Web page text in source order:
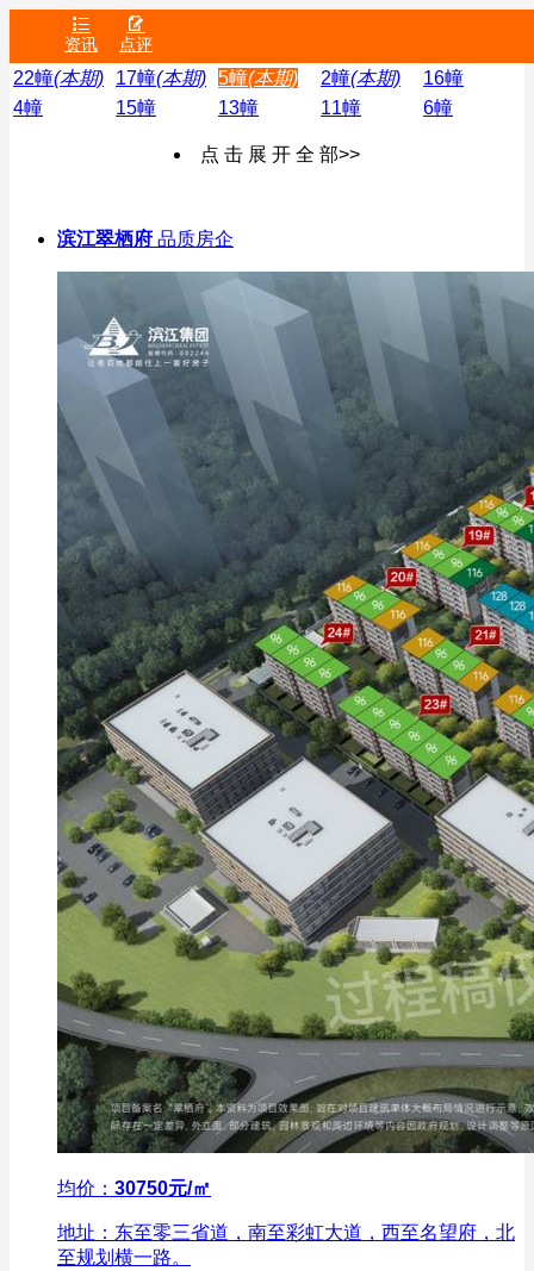

资讯

点评
22幢(本期) 17幢(本期) 5幢(本期) 2幢(本期)
16幢
4幢
15幢 13幢 11幢 6幢
点 击 展 开 全 部>>
滨江翠栖府 品质房企
均价： 30750元/㎡
地址：东至零三省道，南至彩虹大道，西至名望府，北
至规划横一路。